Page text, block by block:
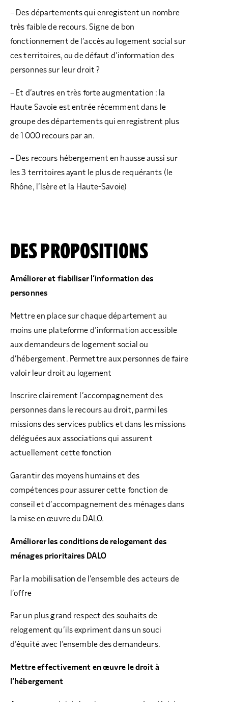
– Des départements qui enregistent un nombre
très faible de recours. Signe de bon
fonctionnement de l’accès au logement social sur
ces territoires, ou de défaut d’information des
personnes sur leur droit ?
– Et d’autres en très forte augmentation : la
Haute Savoie est entrée récemment dans le
groupe des départements qui enregistrent plus
de 1 000 recours par an.
– Des recours hébergement en hausse aussi sur
les 3 territoires ayant le plus de requérants (le
Rhône, l’Isère et la Haute-Savoie)
DES PROPOSITIONS
Améliorer et fiabiliser l’information des
personnes
Mettre en place sur chaque département au
moins une plateforme d’information accessible
aux demandeurs de logement social ou
d’hébergement. Permettre aux personnes de faire
valoir leur droit au logement
Inscrire clairement l’accompagnement des
personnes dans le recours au droit, parmi les
missions des services publics et dans les missions
déléguées aux associations qui assurent
actuellement cette fonction
Garantir des moyens humains et des
compétences pour assurer cette fonction de
conseil et d’accompagnement des ménages dans
la mise en œuvre du DALO.
Améliorer les conditions de relogement des
ménages prioritaires DALO
Par la mobilisation de l’ensemble des acteurs de
l’offre
Par un plus grand respect des souhaits de
relogement qu’ils expriment dans un souci
d’équité avec l’ensemble des demandeurs.
Mettre effectivement en œuvre le droit à
l’hébergement